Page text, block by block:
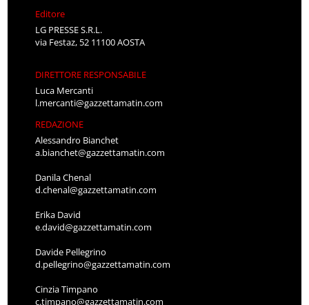
Editore
LG PRESSE S.R.L.
via Festaz, 52 11100 AOSTA
DIRETTORE RESPONSABILE
Luca Mercanti
l.mercanti@gazzettamatin.com
REDAZIONE
Alessandro Bianchet
a.bianchet@gazzettamatin.com
Danila Chenal
d.chenal@gazzettamatin.com
Erika David
e.david@gazzettamatin.com
Davide Pellegrino
d.pellegrino@gazzettamatin.com
Cinzia Timpano
c.timpano@gazzettamatin.com